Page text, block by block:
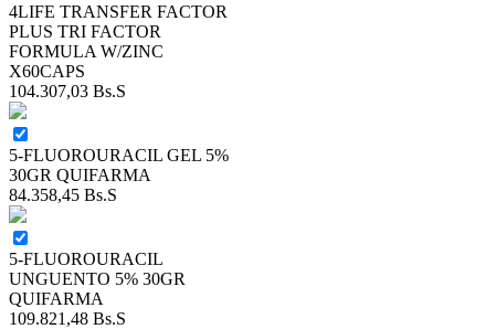
4LIFE TRANSFER FACTOR
PLUS TRI FACTOR
FORMULA W/ZINC
X60CAPS
104.307,03 Bs.S
5-FLUOROURACIL GEL 5%
30GR QUIFARMA
84.358,45 Bs.S
5-FLUOROURACIL
UNGUENTO 5% 30GR
QUIFARMA
109.821,48 Bs.S